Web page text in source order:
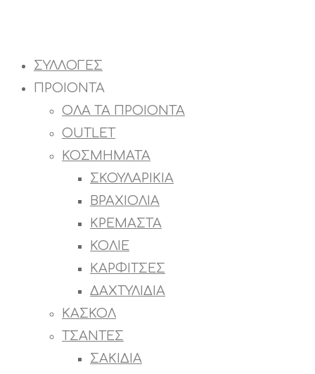
ΣΥΛΛΟΓΕΣ
ΠΡΟΙΟΝΤΑ
ΟΛΑ ΤΑ ΠΡΟΙΟΝΤΑ
OUTLET
ΚΟΣΜΗΜΑΤΑ
ΣΚΟΥΛΑΡΙΚΙΑ
ΒΡΑΧΙΟΛΙΑ
ΚΡΕΜΑΣΤΑ
ΚΟΛΙΕ
ΚΑΡΦΙΤΣΕΣ
ΔΑΧΤΥΛΙΔΙΑ
ΚΑΣΚΟΛ
ΤΣΑΝΤΕΣ
ΣΑΚΙΔΙΑ